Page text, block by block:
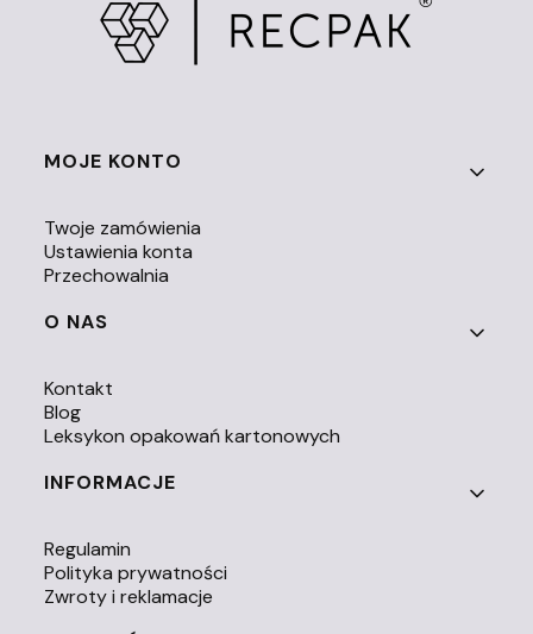
Linki w stopce
MOJE KONTO
Twoje zamówienia
Ustawienia konta
Przechowalnia
O NAS
Kontakt
Blog
Leksykon opakowań kartonowych
INFORMACJE
Regulamin
Polityka prywatności
Zwroty i reklamacje